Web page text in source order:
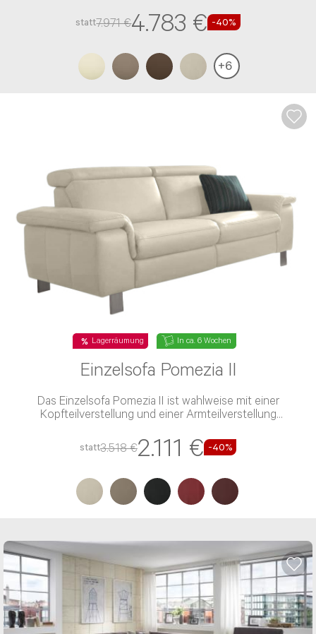
statt7.971 €4.783 € -40%
+6
Lagerräumung In ca. 6 Wochen
Einzelsofa Pomezia II
Das Einzelsofa Pomezia II ist wahlweise mit einer
Kopfteilverstellung und einer Armteilverstellung
statt3.518 €2.111 € -40%